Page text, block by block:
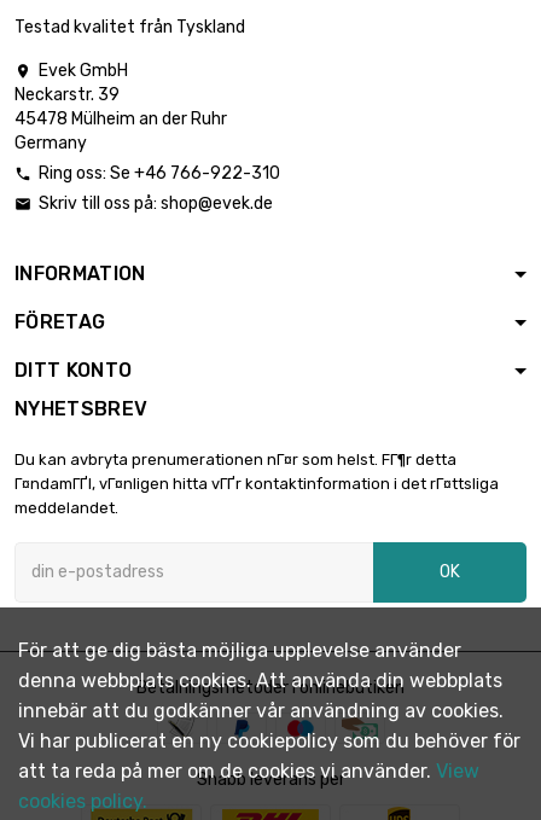
Testad kvalitet från Tyskland

Evek GmbH
Neckarstr. 39
45478 Mülheim an der Ruhr
Germany
 Ring oss: Se +46 766-922-310
 Skriv till oss på: shop@evek.de
INFORMATION
FÖRETAG
DITT KONTO
NYHETSBREV
Du kan avbryta prenumerationen nГ¤r som helst. FГ¶r detta
Г¤ndamГҐl, vГ¤nligen hitta vГҐr kontaktinformation i det rГ¤ttsliga
meddelandet.
OK
Betalningsmetoder i onlinebutiken
Snabb leverans per
För att ge dig bästa möjliga upplevelse använder
denna webbplats cookies. Att använda din webbplats
innebär att du godkänner vår användning av cookies.
Vi har publicerat en ny cookiepolicy som du behöver för
att ta reda på mer om de cookies vi använder. View
cookies policy.